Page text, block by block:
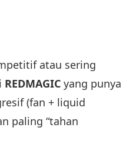
atau sering
REDMAGIC yang punya
(fan + liquid
paling “tahan